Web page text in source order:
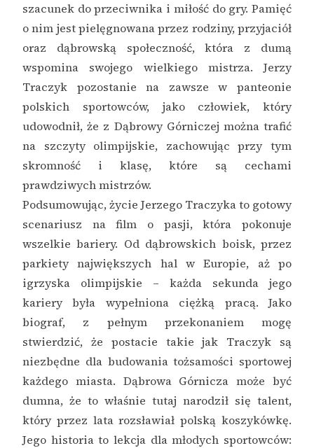
szacunek do przeciwnika i miłość do gry. Pamięć
o nim jest pielęgnowana przez rodziny, przyjaciół
oraz dąbrowską społeczność, która z dumą
wspomina swojego wielkiego mistrza. Jerzy
Traczyk pozostanie na zawsze w panteonie
polskich sportowców, jako człowiek, który
udowodnił, że z Dąbrowy Górniczej można trafić
na szczyty olimpijskie, zachowując przy tym
skromność i klasę, które są cechami
prawdziwych mistrzów.
Podsumowując, życie Jerzego Traczyka to gotowy
scenariusz na film o pasji, która pokonuje
wszelkie bariery. Od dąbrowskich boisk, przez
parkiety największych hal w Europie, aż po
igrzyska olimpijskie – każda sekunda jego
kariery była wypełniona ciężką pracą. Jako
biograf, z pełnym przekonaniem mogę
stwierdzić, że postacie takie jak Traczyk są
niezbędne dla budowania tożsamości sportowej
każdego miasta. Dąbrowa Górnicza może być
dumna, że to właśnie tutaj narodził się talent,
który przez lata rozsławiał polską koszykówkę.
Jego historia to lekcja dla młodych sportowców: